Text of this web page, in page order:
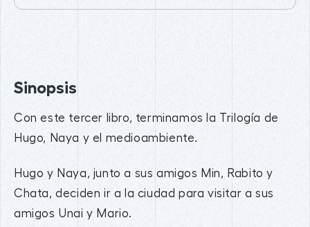
Sinopsis
Con este tercer libro, terminamos la Trilogía de
Hugo, Naya y el medioambiente.
Hugo y Naya, junto a sus amigos Min, Rabito y
Chata, deciden ir a la ciudad para visitar a sus
amigos Unai y Mario.